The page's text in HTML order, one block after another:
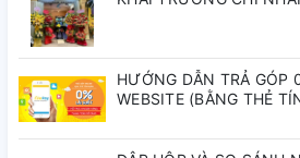
KhácNeobrite
Các tính năng của
hồ GA-B2100-2A
HƯỚNG DẪN TRẢ GÓP
WEBSITE (BẰNG THẺ